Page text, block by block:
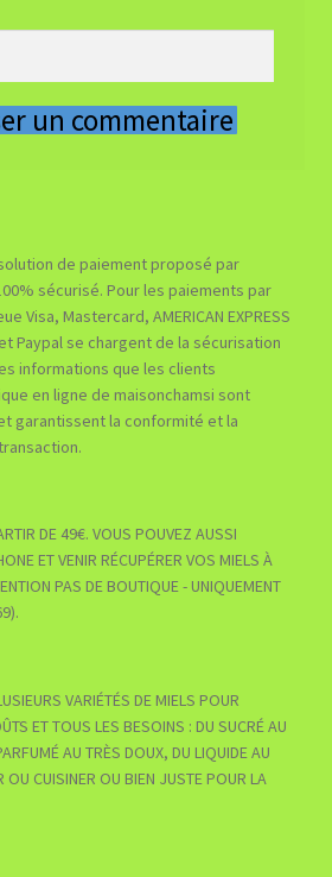
solution de paiement proposé par
sécurisé. Pour les paiements par
Visa, Mastercard, AMERICAN EXPRESS
Paypal se chargent de la sécurisation
informations que les clients
en ligne de maisonchamsi sont
garantissent la conformité et la
DE 49€. VOUS POUVEZ AUSSI
ET VENIR RÉCUPÉRER VOS MIELS À
PAS DE BOUTIQUE - UNIQUEMENT
VARIÉTÉS DE MIELS POUR
ET TOUS LES BESOINS : DU SUCRÉ AU
AU TRÈS DOUX, DU LIQUIDE AU
OU CUISINER OU BIEN JUSTE POUR LA